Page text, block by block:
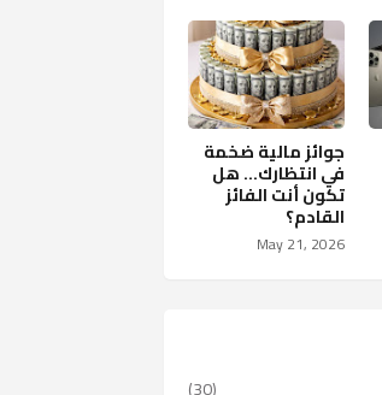
جوائز مالية ضخمة
في انتظارك… هل
تكون أنت الفائز
القادم؟
May 21, 2026